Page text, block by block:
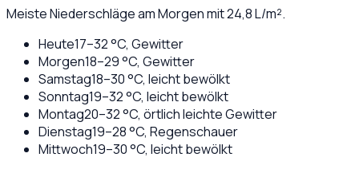
Meiste Niederschläge am Morgen mit 24,8 L/m².
Heute17–32°C, Gewitter
Morgen18–29°C, Gewitter
Samstag18–30°C, leicht bewölkt
Sonntag19–32°C, leicht bewölkt
Montag20–32°C, örtlich leichte Gewitter
Dienstag19–28°C, Regenschauer
Mittwoch19–30°C, leicht bewölkt